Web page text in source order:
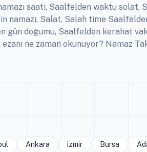
saati, Saalfelden waktu
namazı, Salat, Salah time
gün doğumu, Saalfelden kerahat
ne zaman okunuyor? Namaz
Ankara izmir Bursa